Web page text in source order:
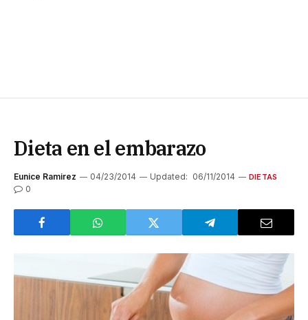
Dieta en el embarazo
Eunice Ramirez 04/23/2014 Updated: 06/11/2014 DIETAS
0